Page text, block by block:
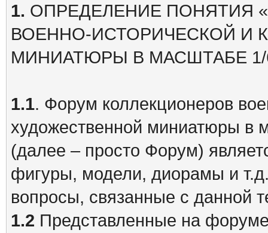
1. ОПРЕДЕЛЕНИЕ ПОНЯТИЯ
ВОЕННО-ИСТОРИЧЕСКОЙ И
МИНИАТЮРЫ В МАСШТАБЕ 1/6
1.1. Форум коллекционеров
художественной миниатюры в
(далее – просто Форум)
фигуры, модели, диорамы и
вопросы, связанные с данной
1.2 Представленные на